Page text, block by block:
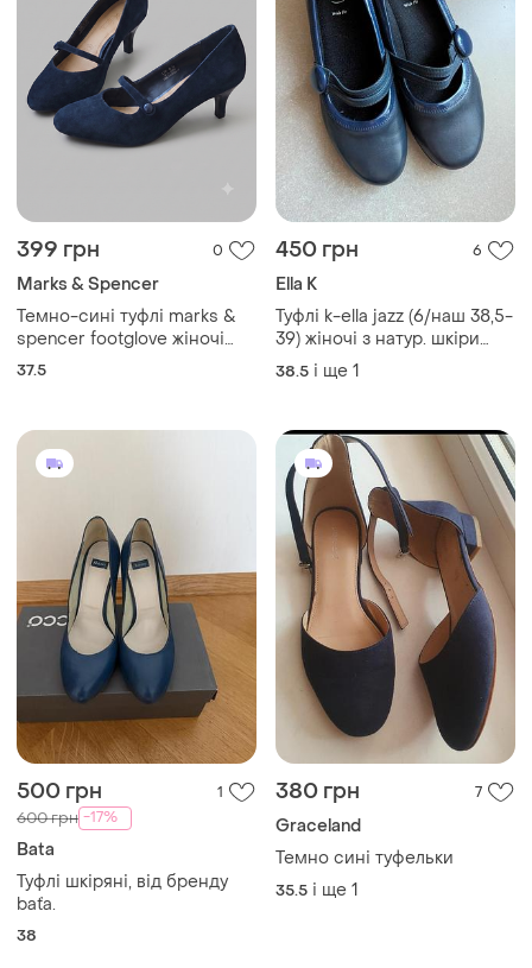
399 грн 0
Marks & Spencer
Темно-сині туфлі marks &
spencer footglove жіночі
замшеві
37.5
450 грн 6
Ella K
Туфлі k-ella jazz (6/наш 38,5-
39) жіночі з натур. шкіри
темносині "wide fit"
супінатор
38.5 і ще 1
500 грн 1
600 грн -17%
Bata
Туфлі шкіряні, від бренду
baťa.
38
380 грн 7
Graceland
Темно сині туфельки
35.5 і ще 1